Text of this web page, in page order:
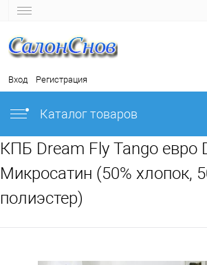
Вход Регистрация
Каталог товаров
КПБ Dream Fly Tango евро
Микросатин (50% хлопок,
полиэстер)